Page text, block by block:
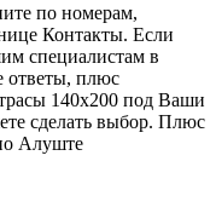
по номерам,
Контакты. Если
специалистам в
ответы, плюс
140x200 под Ваши
сделать выбор. Плюс
Алуште